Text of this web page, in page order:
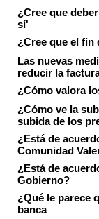
¿Cree que
sí'
¿Cree que el fin
Las nuevas
reducir la
¿Cómo valora
¿Cómo ve la
subida de los
¿Está de
Comunidad
¿Está de
Gobierno?
¿Qué le parece
banca